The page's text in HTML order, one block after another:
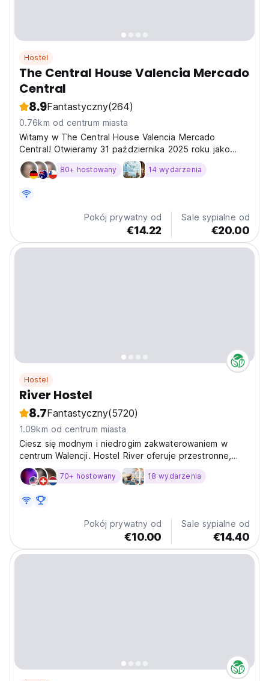
Hostel
The Central House Valencia Mercado
Central
8.9Fantastyczny(264)
0.76km od centrum miasta
Witamy w The Central House Valencia Mercado
Central! Otwieramy 31 października 2025 roku jako
butikowy hostel położony w sercu starego miasta
Walencji. Oferujemy nowoczesną, stylową i przytulną
najlepszym...
80+ hostowany 14 wydarzenia
Pokój prywatny od
€14.22
Sale sypialne od
€20.00
Hostel
River Hostel
8.7Fantastyczny(5720)
1.09km od centrum miasta
Ciesz się modnym i niedrogim zakwaterowaniem w
centrum Walencji. Hostel River oferuje przestronne,
jasne i nowoczesne pokoje dla 2–14 osób; idealne dla
podróżujących indywidualnie - duże grupy.
70+ hostowany 18 wydarzenia
Pokój prywatny od
€10.00
Sale sypialne od
€14.40